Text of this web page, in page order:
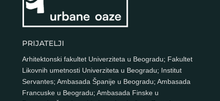
PRIJATELJI
Arhitektonski fakultet Univerziteta u Beogradu; Fakultet
Likovnih umetnosti Univerziteta u Beogradu; Institut
Servantes; Ambasada Španije u Beogradu; Ambasada
Francuske u Beogradu; Ambasada Finske u